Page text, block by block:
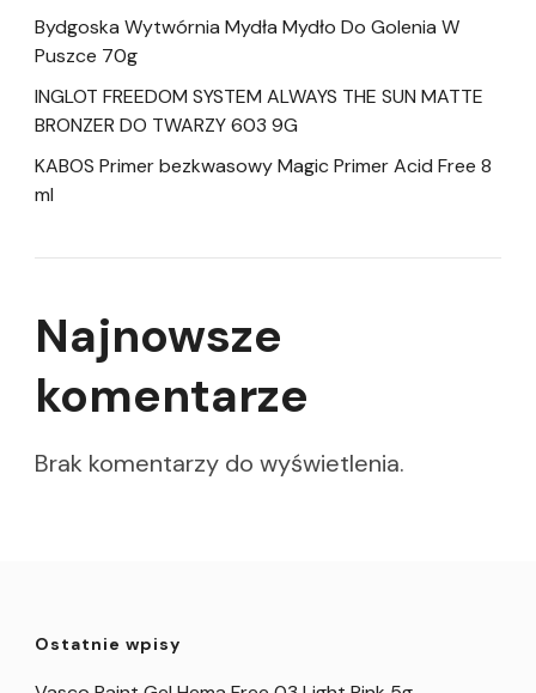
Bydgoska Wytwórnia Mydła Mydło Do Golenia W
Puszce 70g
INGLOT FREEDOM SYSTEM ALWAYS THE SUN MATTE
BRONZER DO TWARZY 603 9G
KABOS Primer bezkwasowy Magic Primer Acid Free 8
ml
Najnowsze
komentarze
Brak komentarzy do wyświetlenia.
Ostatnie wpisy